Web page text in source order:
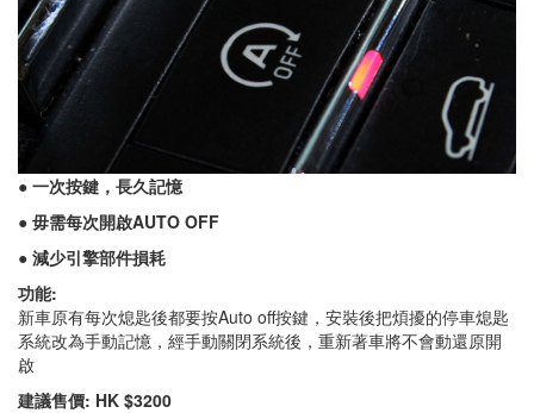
● 一次按鍵，長久記憶
● 毋需每次開啟AUTO OFF
● 減少引擎部件損耗
功能:
新車原有每次熄匙後都要按Auto off按鍵，安裝後把煩擾的停車熄匙
系統改為手動記憶，經手動關閉系統後，重新著車將不會動還原開
啟
建議售價: HK $3200